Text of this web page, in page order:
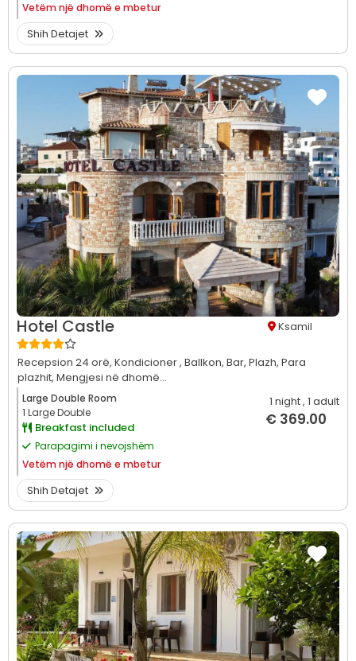
Vetëm një dhomë e mbetur
Shih Detajet
Hotel Castle Ksamil
Recepsion 24 orë, Kondicioner , Ballkon, Bar, Plazh, Para
plazhit, Mengjesi në dhomë...
Large Double Room
1 Large Double
Breakfast included
Parapagimi i nevojshëm
Vetëm një dhomë e mbetur
1 night, 1 adult
€ 369.00
Shih Detajet